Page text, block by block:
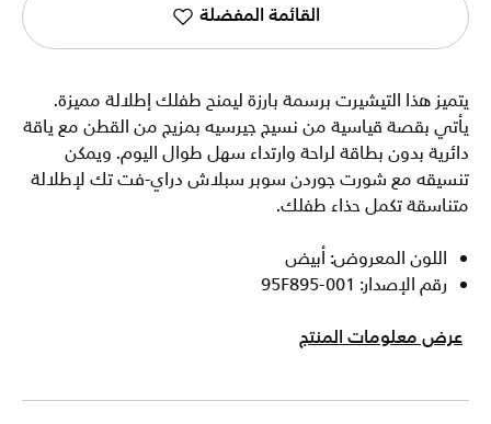
القائمة المفضلة
يتميز هذا التيشيرت برسمة بارزة ليمنح طفلك إطلالة مميزة.
يأتي بقصة قياسية من نسيج جيرسيه بمزيج من القطن مع ياقة
دائرية بدون بطاقة لراحة وارتداء سهل طوال اليوم. ويمكن
تنسيقه مع شورت جوردن سوبر سبلاش دراي-فت تك لإطلالة
متناسقة تكمل حذاء طفلك.
اللون المعروض: أبيض
رقم الإصدار: 95F895-001
عرض معلومات المنتج